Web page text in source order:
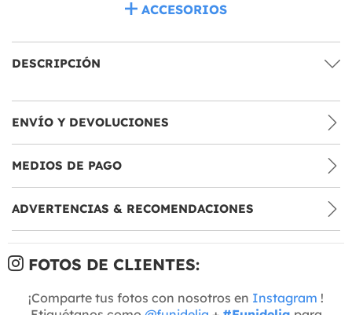
ACCESORIOS
DESCRIPCIÓN
ENVÍO Y DEVOLUCIONES
MEDIOS DE PAGO
ADVERTENCIAS & RECOMENDACIONES
FOTOS DE CLIENTES:
¡Comparte tus fotos con nosotros en Instagram !